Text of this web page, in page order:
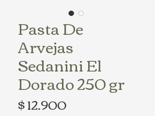
Pasta De
Arvejas
Sedanini El
Dorado 250 gr
$ 12.900Precio